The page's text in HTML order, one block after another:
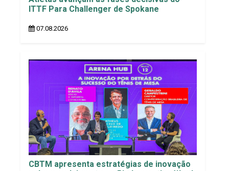
ITTF Para Challenger de Spokane
07.08.2026
CBTM apresenta estratégias de inovação